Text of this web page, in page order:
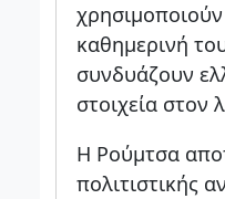
καθημερινή
συνδυάζουν
στοιχεία στον
Η Ρούμτσα
πολιτιστικής